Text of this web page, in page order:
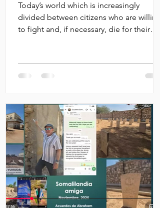
Today’s world which is increasingly
divided between citizens who are willing
to fight and, if necessary, die for their
soldiers who fell in the World Wars were
mistakenly buried beneath Latin crosses.
rededicates them with marble Stars of
David. At a recent gathering of
Operation Benjamin in Verdun, France,
honoring Jews who f